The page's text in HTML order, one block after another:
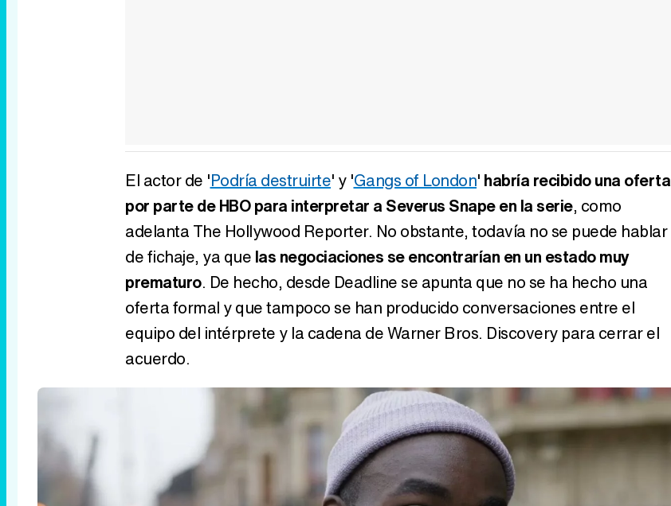
El actor de 'Podría destruirte' y 'Gangs of London' habría recibido una oferta
por parte de HBO para interpretar a Severus Snape en la serie, como
adelanta The Hollywood Reporter. No obstante, todavía no se puede hablar
de fichaje, ya que las negociaciones se encontrarían en un estado muy
prematuro. De hecho, desde Deadline se apunta que no se ha hecho una
oferta formal y que tampoco se han producido conversaciones entre el
equipo del intérprete y la cadena de Warner Bros. Discovery para cerrar el
acuerdo.